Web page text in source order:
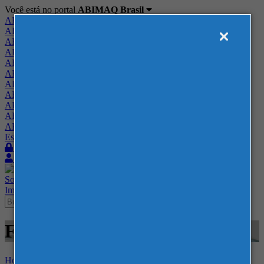
Você está no portal ABIMAQ Brasil
ABIMAQ Brasil
ABIMAQ Minas Gerais
ABIMAQ Norte-Nordeste
ABIMAQ Paraná
ABIMAQ Piracicaba
ABIMAQ Ribeirão Preto
ABIMAQ Rio de Janeiro
ABIMAQ Rio Grande do Sul
ABIMAQ Santa Catarina
ABIMAQ São Paulo
ABIMAQ Vale do Paraíba
Escritório de Relações Governamentais
Sobre
Imprensa
Feiras - BolognaFiere -
Home